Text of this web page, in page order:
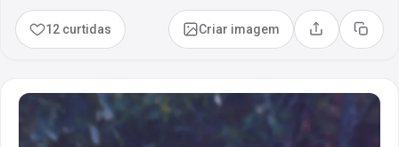
12 curtidas Criar imagem Compartilhar
Copiar